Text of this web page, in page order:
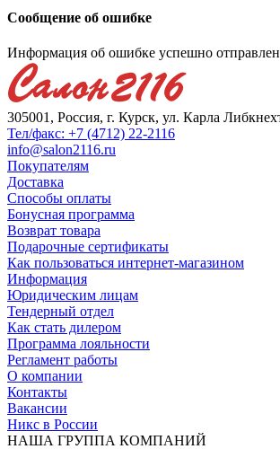
Сообщение об ошибке
Информация об ошибке успешно
305001, Россия, г. Курск, ул. Карла
Тел/факс: +7 (4712) 22-2116
info@salon2116.ru
Покупателям
Доставка
Способы оплаты
Бонусная программа
Возврат товара
Подарочные сертификаты
Как пользоваться интернет-магазином
Информация
Юридическим лицам
Тендерный отдел
Как стать дилером
Программа лояльности
Регламент работы
О компании
Контакты
Вакансии
Никс в России
НАША ГРУППА КОМПАНИЙ